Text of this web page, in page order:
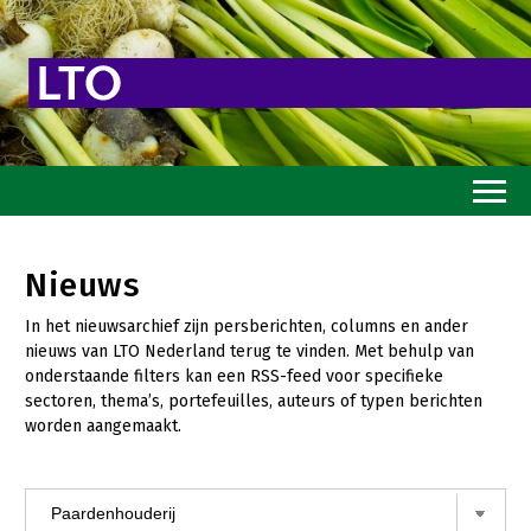
Toekomstvisie
Goed eten
Mooi groen
Sterk ondernemerschap
Nieuws
In het nieuwsarchief zijn persberichten, columns en ander
nieuws van LTO Nederland terug te vinden. Met behulp van
onderstaande filters kan een RSS-feed voor specifieke
sectoren, thema’s, portefeuilles, auteurs of typen berichten
worden aangemaakt.